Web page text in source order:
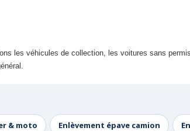
les véhicules de collection, les voitures sans
& moto Enlèvement épave camion